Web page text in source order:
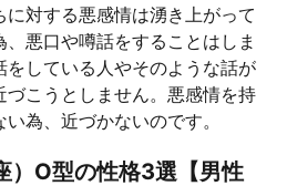
対する悪感情は湧き上がって
悪口や噂話をすることはしま
している人やそのような話が
こうとしません。悪感情を持
為、近づかないのです。
）O型の性格3選【男性